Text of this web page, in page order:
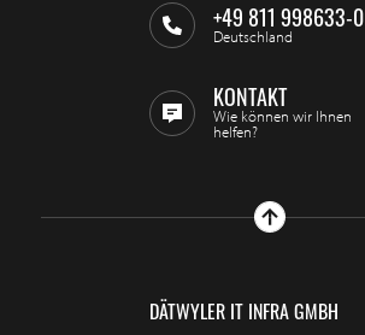
+49 811 998633-0
Deutschland
KONTAKT
Wie können wir Ihnen
helfen?
DÄTWYLER IT INFRA GMBH